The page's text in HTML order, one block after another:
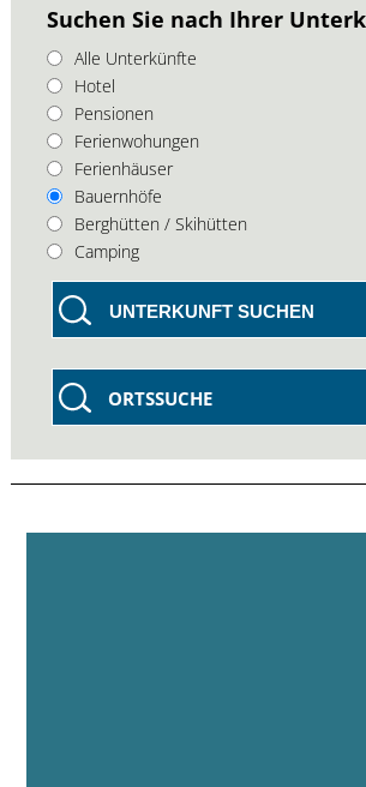
Suchen Sie nach Ihrer
Alle Unterkünfte
Hotel
Pensionen
Ferienwohungen
Ferienhäuser
Bauernhöfe
Berghütten / Skihütten
Camping
UNTERKUNFT SUCHEN
ORTSSUCHE